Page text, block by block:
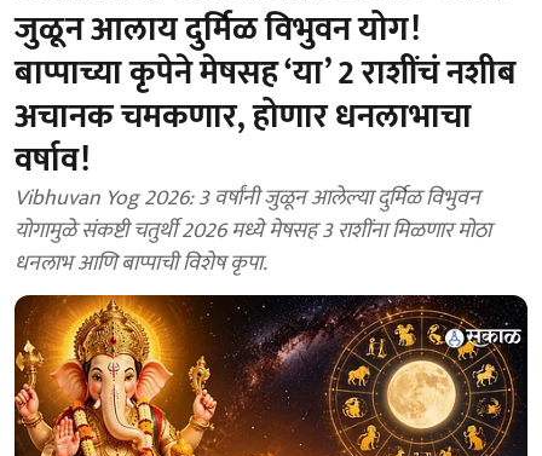
जुळून आलाय दुर्मिळ विभुवन योग!
बाप्पाच्या कृपेने मेषसह ‘या’ 2 राशींचं नशीब
अचानक चमकणार, होणार धनलाभाचा
वर्षाव!
Vibhuvan Yog 2026: 3 वर्षांनी जुळून आलेल्या दुर्मिळ विभुवन
योगामुळे संकष्टी चतुर्थी 2026 मध्ये मेषसह 3 राशींना मिळणार मोठा
धनलाभ आणि बाप्पाची विशेष कृपा.